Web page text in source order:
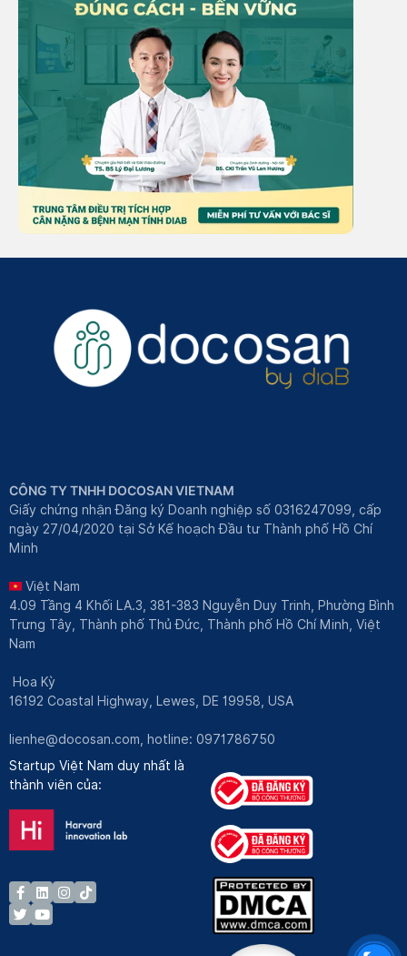
CÔNG TY TNHH DOCOSAN VIETNAM
Giấy chứng nhận Đăng ký Doanh nghiệp số 0316247099, cấp
ngày 27/04/2020 tại Sở Kế hoạch Đầu tư Thành phố Hồ Chí
Minh
Việt Nam
4.09 Tầng 4 Khối LA.3, 381-383 Nguyễn Duy Trinh, Phường Bình
Trưng Tây, Thành phố Thủ Đức, Thành phố Hồ Chí Minh, Việt
Nam
Hoa Kỳ
16192 Coastal Highway, Lewes, DE 19958, USA
lienhe@docosan.com , hotline: 0971786750
Startup Việt Nam duy nhất là
thành viên của: